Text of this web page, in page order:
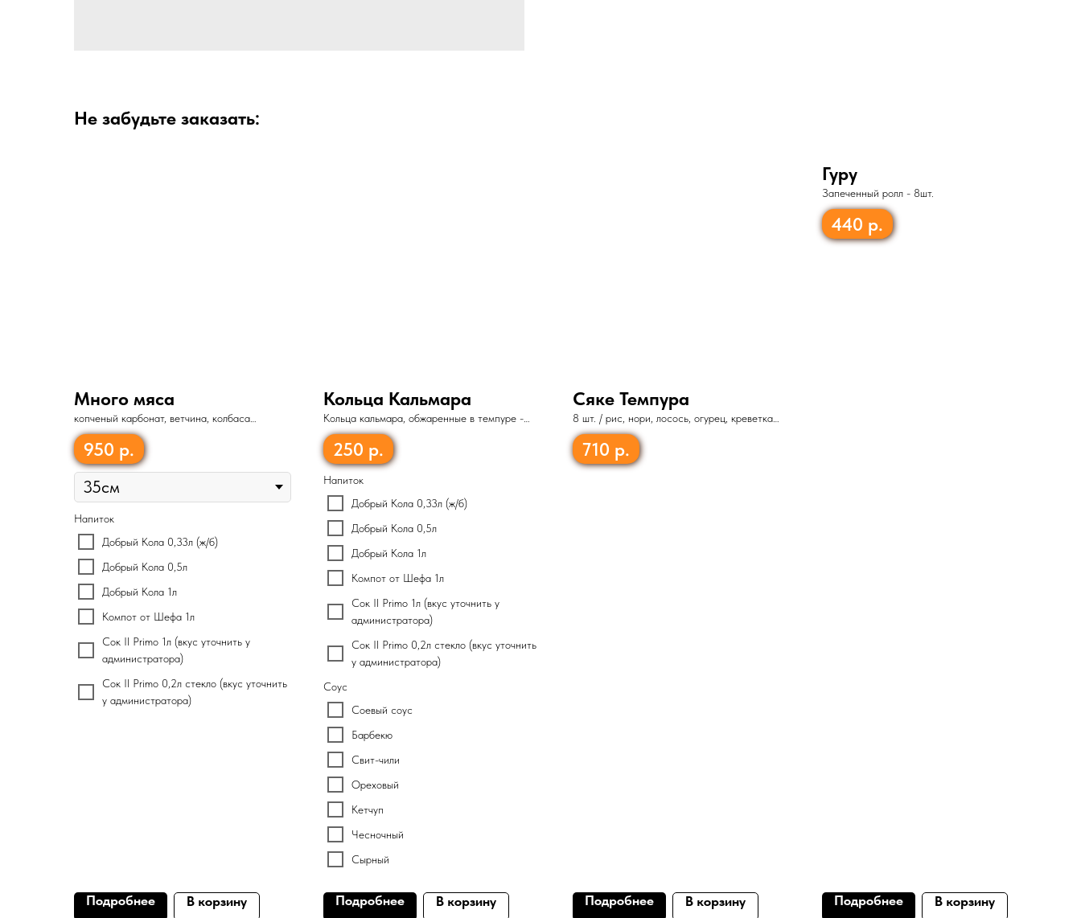
Не забудьте заказать:
Много мяса
копченый карбонат, ветчина, колбаса
«Пепперони», сыр «Моцарелла», бекон,
помидор, зеленый лук
950 р.
Напиток
Добрый Кола 0,33л (ж/б)
Добрый Кола 0,5л
Добрый Кола 1л
Компот от Шефа 1л
Сок Il Primo 1л (вкус уточнить у
администратора)
Сок Il Primo 0,2л стекло (вкус уточнить
у администратора)
Подробнее В корзину
Кольца Кальмара
Кольца кальмара, обжаренные в темпуре -
100гр
250 р.
Напиток
Добрый Кола 0,33л (ж/б)
Добрый Кола 0,5л
Добрый Кола 1л
Компот от Шефа 1л
Сок Il Primo 1л (вкус уточнить у
администратора)
Сок Il Primo 0,2л стекло (вкус уточнить
у администратора)
Соус
Соевый соус
Барбекю
Свит-чили
Ореховый
Кетчуп
Чесночный
Сырный
Подробнее В корзину
Сяке Темпура
8 шт. / рис, нори, лосось, огурец, креветка
темпура, тобико
710 р.
Подробнее В корзину
Гуру
Запеченный ролл - 8шт.
440 р.
Подробнее В корзину